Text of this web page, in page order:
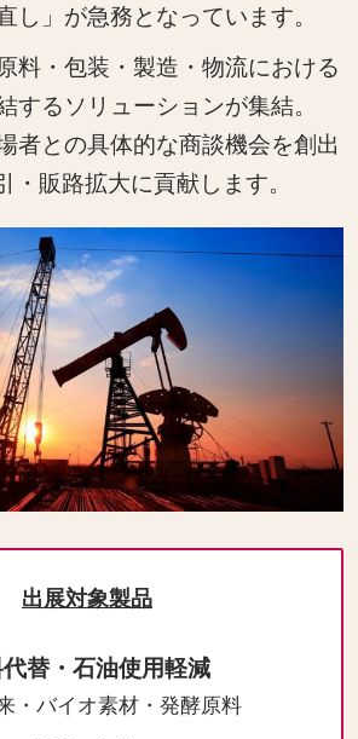
し」が急務となっています。
料・包装・製造・物流における
するソリューションが集結。
者との具体的な商談機会を創出
・販路拡大に貢献します。
出展対象製品
替・石油使用軽減
・バイオ素材・発酵原料